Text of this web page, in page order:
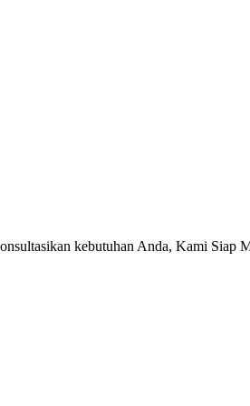
kebutuhan Anda, Kami Siap